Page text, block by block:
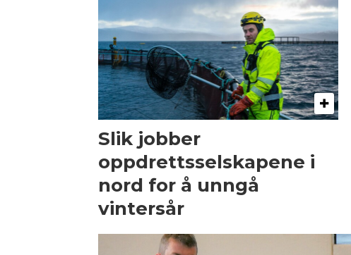
Slik jobber
oppdrettsselskapene i
nord for å unngå
vintersår